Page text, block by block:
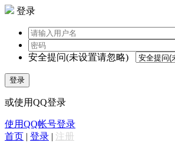
登录
安全提问(未设置请忽略)
登录
或使用QQ登录
使用QQ帐号登录
首页 | 登录 | 注册